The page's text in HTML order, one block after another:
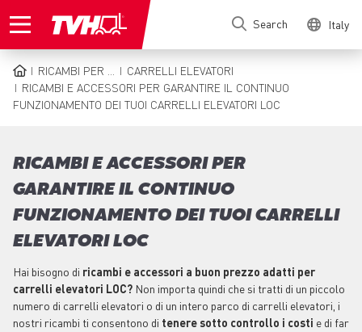
to
Search Italy
BREADCRUMB
RICAMBI PER ...
CARRELLI ELEVATORI
RICAMBI E ACCESSORI PER GARANTIRE IL CONTINUO
FUNZIONAMENTO DEI TUOI CARRELLI ELEVATORI LOC
RICAMBI E ACCESSORI PER
GARANTIRE IL CONTINUO
FUNZIONAMENTO DEI TUOI CARRELLI
ELEVATORI LOC
Hai bisogno di ricambi e accessori a buon prezzo adatti per
carrelli elevatori LOC? Non importa quindi che si tratti di un piccolo
numero di carrelli elevatori o di un intero parco di carrelli elevatori, i
nostri ricambi ti consentono di tenere sotto controllo i costi e di far